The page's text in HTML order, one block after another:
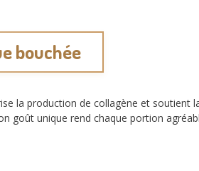
bouchée
la production de collagène et soutient
goût unique rend chaque portion